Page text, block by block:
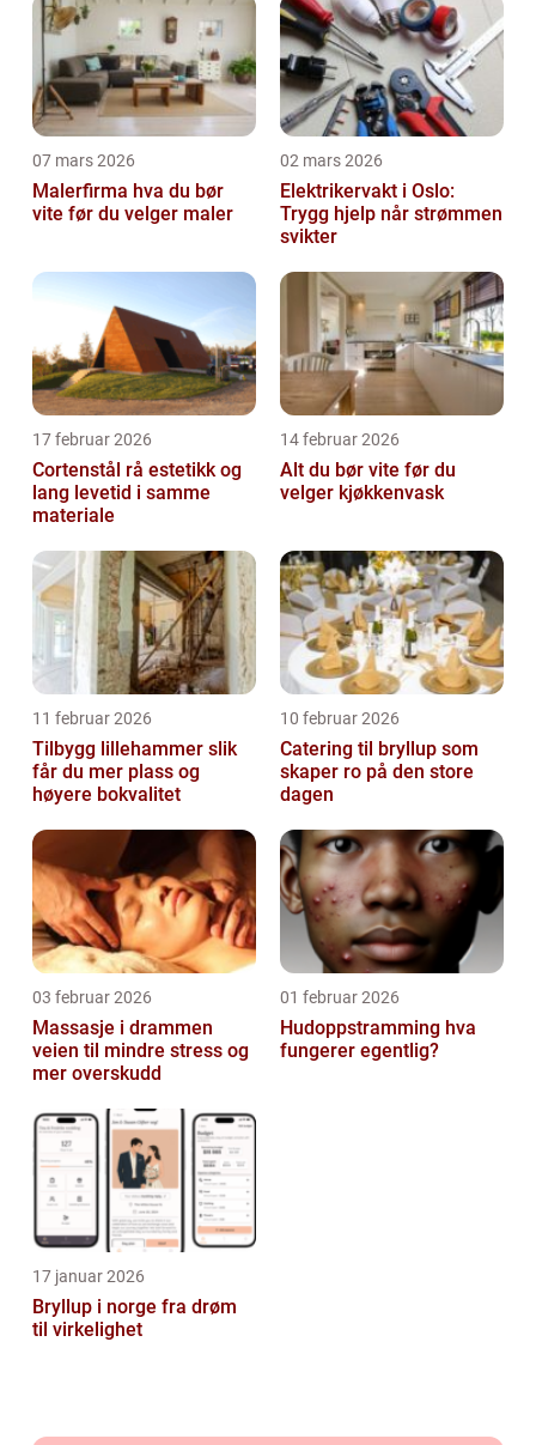
07 mars 2026
Malerfirma hva du bør
vite før du velger maler
02 mars 2026
Elektrikervakt i Oslo:
Trygg hjelp når strømmen
svikter
17 februar 2026
Cortenstål rå estetikk og
lang levetid i samme
materiale
14 februar 2026
Alt du bør vite før du
velger kjøkkenvask
11 februar 2026
Tilbygg lillehammer slik
får du mer plass og
høyere bokvalitet
10 februar 2026
Catering til bryllup som
skaper ro på den store
dagen
03 februar 2026
Massasje i drammen
veien til mindre stress og
mer overskudd
01 februar 2026
Hudoppstramming hva
fungerer egentlig?
17 januar 2026
Bryllup i norge fra drøm
til virkelighet